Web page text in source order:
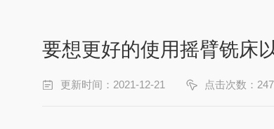
要想更好的使用摇臂铣床
更新时间：2021-12-21 点击次数：